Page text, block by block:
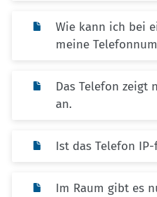
Wie kann ich bei
meine
Das Telefon zeigt
an.
Ist das Telefon
Im Raum gibt es